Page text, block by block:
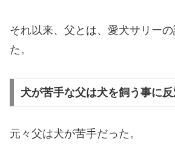
それ以来、父とは、愛犬サリー
た。
犬が苦手な父は犬を飼う事に
元々父は犬が苦手だった。